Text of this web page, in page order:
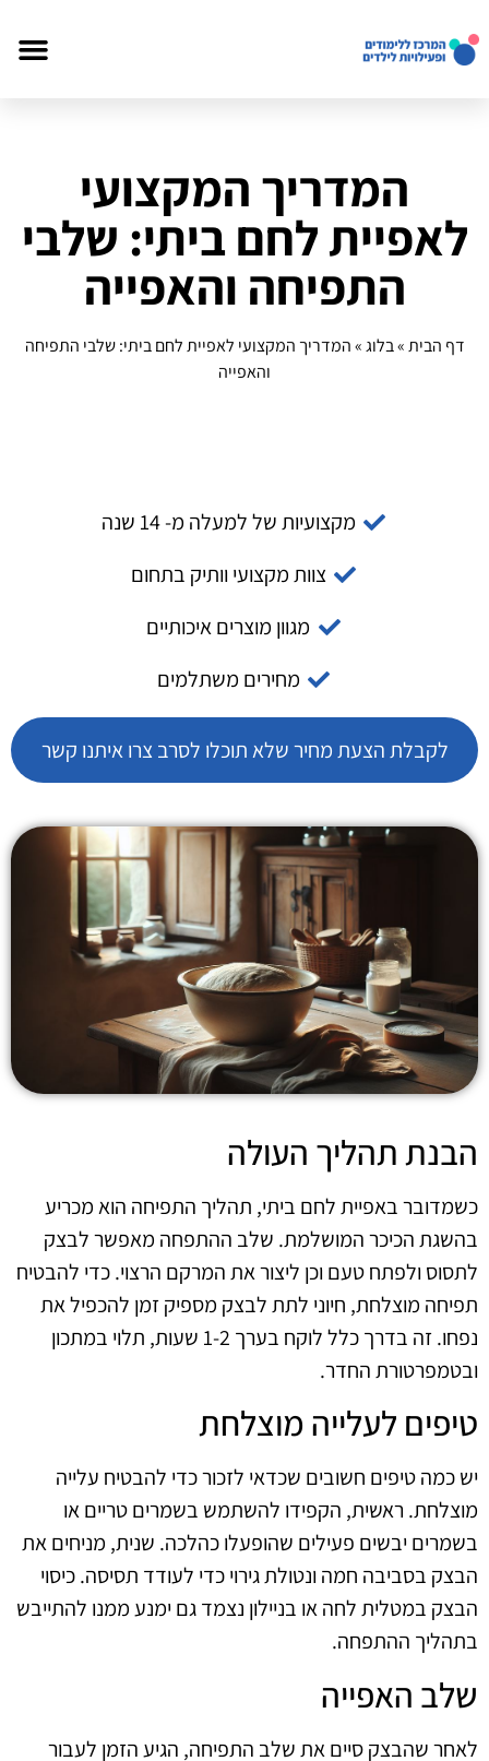
המדריך המקצועי
לאפיית לחם ביתי: שלבי
התפיחה והאפייה
דף הבית»בלוג»המדריך המקצועי לאפיית לחם ביתי: שלבי התפיחה
והאפייה
מקצועיות של למעלה מ- 14 שנה
צוות מקצועי וותיק בתחום
מגוון מוצרים איכותיים
מחירים משתלמים
לקבלת הצעת מחיר שלא תוכלו לסרב צרו איתנו קשר
הבנת תהליך העולה
כשמדובר באפיית לחם ביתי, תהליך התפיחה הוא מכריע
בהשגת הכיכר המושלמת. שלב ההתפחה מאפשר לבצק
לתסוס ולפתח טעם וכן ליצור את המרקם הרצוי. כדי להבטיח
תפיחה מוצלחת, חיוני לתת לבצק מספיק זמן להכפיל את
נפחו. זה בדרך כלל לוקח בערך 1-2 שעות, תלוי במתכון
ובטמפרטורת החדר.
טיפים לעלייה מוצלחת
יש כמה טיפים חשובים שכדאי לזכור כדי להבטיח עלייה
מוצלחת. ראשית, הקפידו להשתמש בשמרים טריים או
בשמרים יבשים פעילים שהופעלו כהלכה. שנית, מניחים את
הבצק בסביבה חמה ונטולת גירוי כדי לעודד תסיסה. כיסוי
הבצק במטלית לחה או בניילון נצמד גם ימנע ממנו להתייבש
בתהליך ההתפחה.
שלב האפייה
לאחר שהבצק סיים את שלב התפיחה, הגיע הזמן לעבור